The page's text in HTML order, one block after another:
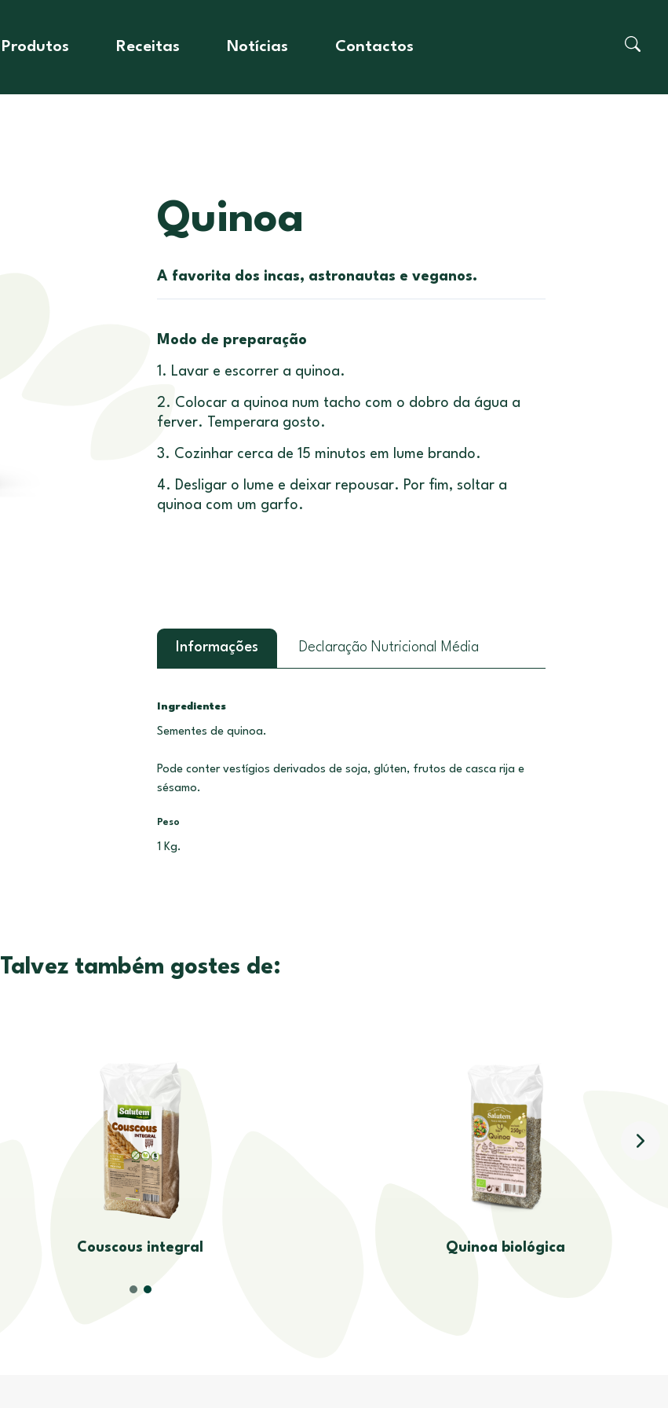
Produtos Receitas Notícias Contactos
Quinoa
A favorita dos incas, astronautas e veganos.
Modo de preparação
1. Lavar e escorrer a quinoa.
2. Colocar a quinoa num tacho com o dobro da água a
ferver. Temperara gosto.
3. Cozinhar cerca de 15 minutos em lume brando.
4. Desligar o lume e deixar repousar. Por fim, soltar a
quinoa com um garfo.
Informações Declaração Nutricional Média
Ingredientes
Sementes de quinoa.
Pode conter vestígios derivados de soja, glúten, frutos de casca rija e
sésamo.
Peso
1 Kg.
Talvez também gostes de:
Couscous integral Quinoa biológica